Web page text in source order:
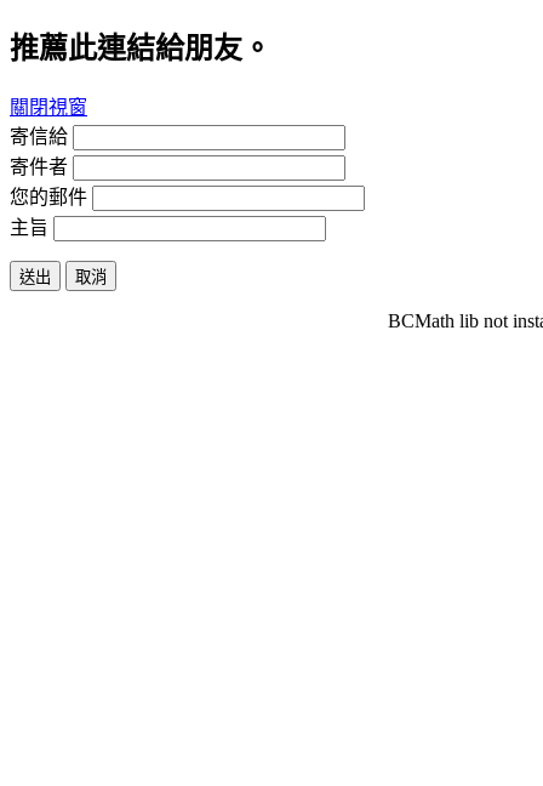
推薦此連結給朋友。
關閉視窗
寄信給
寄件者
您的郵件
主旨
送出 取消
BCMath lib not